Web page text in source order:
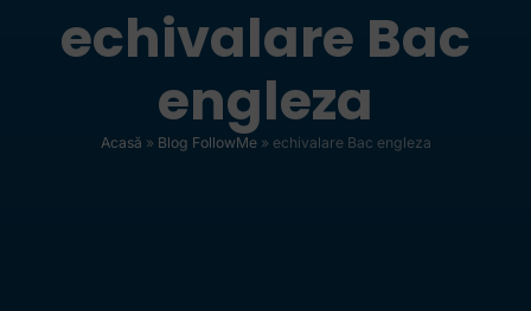
echivalare Bac
engleza
Acasă » Blog FollowMe» echivalare Bac engleza